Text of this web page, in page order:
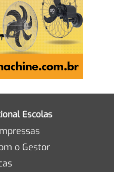
Escolas
o Gestor